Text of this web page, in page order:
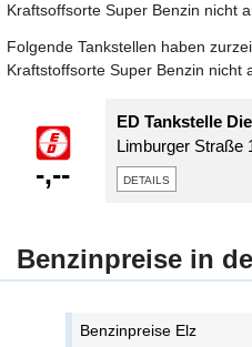
Kraftsoffsorte Super Benzin nicht
Folgende Tankstellen haben
Kraftstoffsorte Super Benzin nicht
-,--
ED Tankstelle
Limburger Straße
details
Benzinpreise in
Benzinpreise Elz